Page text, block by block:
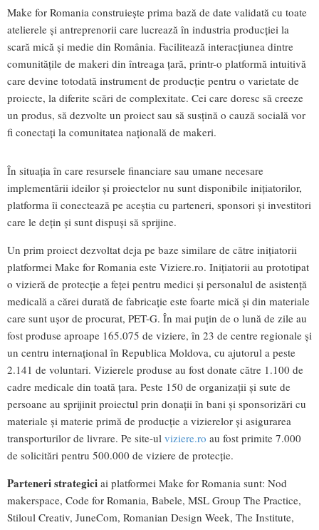
Make for Romania construiește prima bază de date validată cu toate
atelierele și antreprenorii care lucrează în industria producției la
scară mică și medie din România. Facilitează interacțiunea dintre
comunitățile de makeri din întreaga țară, printr-o platformă intuitivă
care devine totodată instrument de producție pentru o varietate de
proiecte, la diferite scări de complexitate. Cei care doresc să creeze
un produs, să dezvolte un proiect sau să susțină o cauză socială vor
fi conectați la comunitatea națională de makeri.
În situația în care resursele financiare sau umane necesare
implementării ideilor și proiectelor nu sunt disponibile inițiatorilor,
platforma îi conectează pe aceștia cu parteneri, sponsori și investitori
care le dețin și sunt dispuși să sprijine.
Un prim proiect dezvoltat deja pe baze similare de către inițiatorii
platformei Make for Romania este Viziere.ro. Inițiatorii au prototipat
o vizieră de protecție a feței pentru medici și personalul de asistență
medicală a cărei durată de fabricație este foarte mică și din materiale
care sunt ușor de procurat, PET-G. În mai puțin de o lună de zile au
fost produse aproape 165.075 de viziere, în 23 de centre regionale și
un centru internațional în Republica Moldova, cu ajutorul a peste
2.141 de voluntari. Vizierele produse au fost donate către 1.100 de
cadre medicale din toată țara. Peste 150 de organizații și sute de
persoane au sprijinit proiectul prin donații în bani și sponsorizări cu
materiale și materie primă de producție a vizierelor și asigurarea
transporturilor de livrare. Pe site-ul viziere.ro au fost primite 7.000
de solicitări pentru 500.000 de viziere de protecție.
Parteneri strategici ai platformei Make for Romania sunt: Nod
makerspace, Code for Romania, Babele, MSL Group The Practice,
Stiloul Creativ, JuneCom, Romanian Design Week, The Institute,